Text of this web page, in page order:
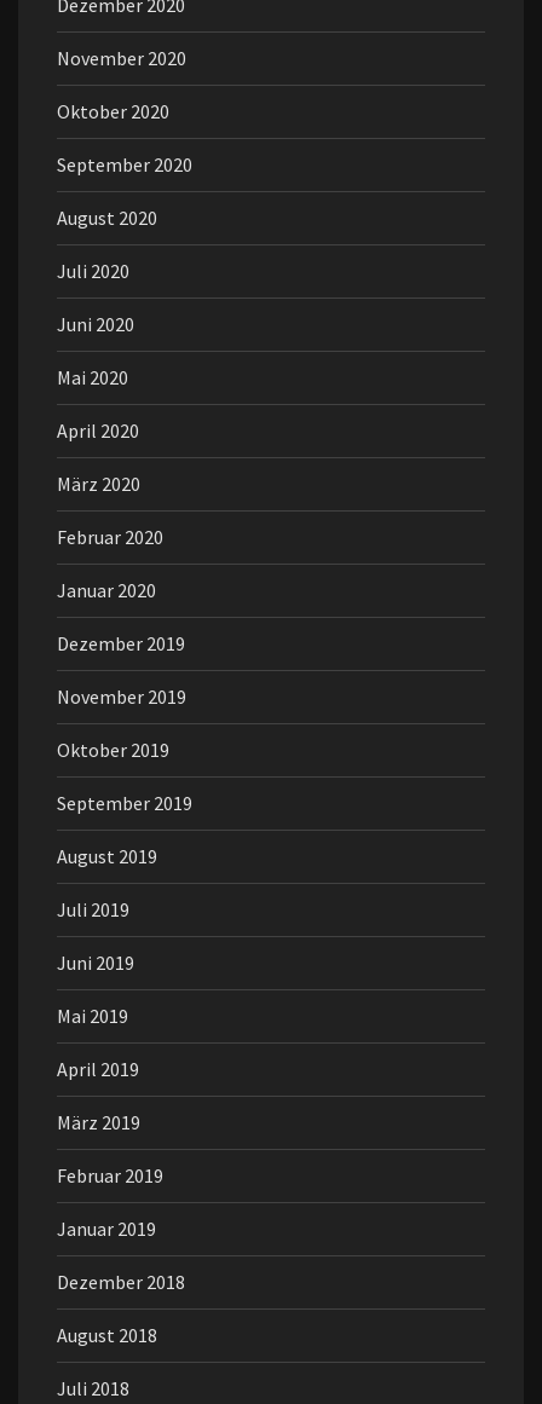
Dezember 2020
November 2020
Oktober 2020
September 2020
August 2020
Juli 2020
Juni 2020
Mai 2020
April 2020
März 2020
Februar 2020
Januar 2020
Dezember 2019
November 2019
Oktober 2019
September 2019
August 2019
Juli 2019
Juni 2019
Mai 2019
April 2019
März 2019
Februar 2019
Januar 2019
Dezember 2018
August 2018
Juli 2018